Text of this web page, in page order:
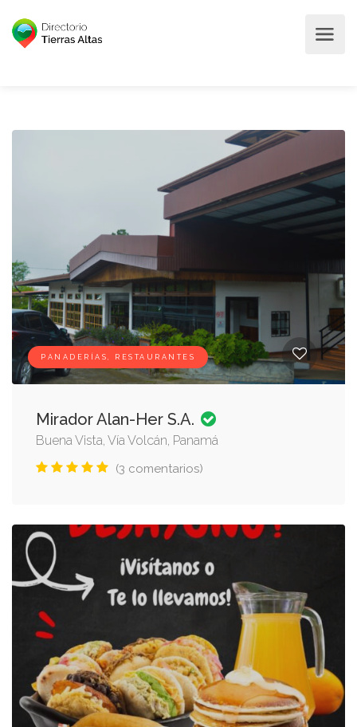
PANADERÍAS, RESTAURANTES
Mirador Alan-Her S.A.
Buena Vista, Vía Volcán, Panamá
(3 comentarios)